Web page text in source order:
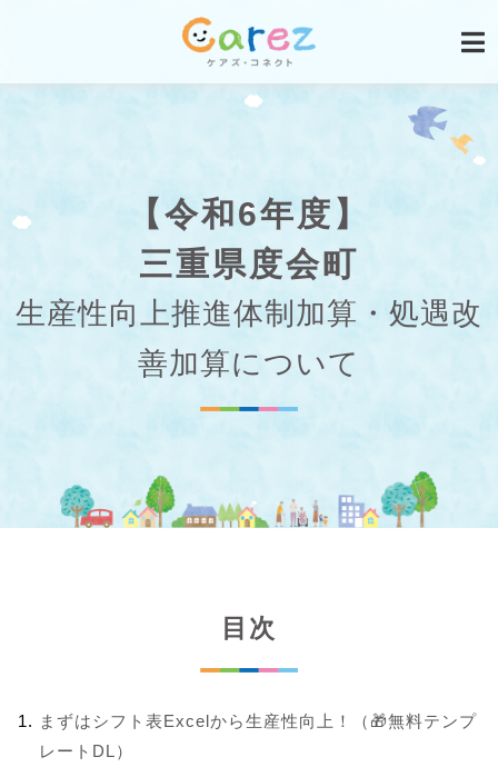
【令和6年度】
三重県度会町
生産性向上推進体制加算・処遇改
善加算について
目次
まずはシフト表Excelから生産性向上！（🎁無料テンプ
レートDL）